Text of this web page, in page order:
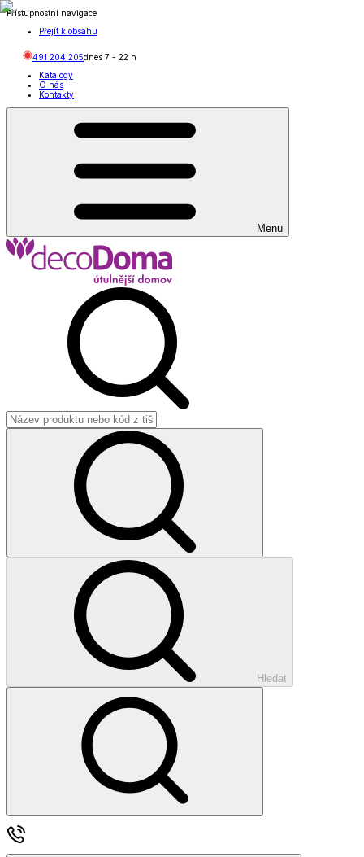
Přístupnostní navigace
Přejít k obsahu
491 204 205dnes 7 - 22 h
Katalogy
O nás
Kontakty
Menu
Hledat